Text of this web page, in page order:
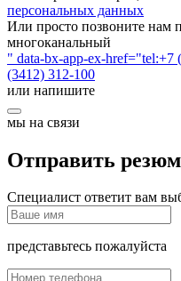
персональных данных
Или просто позвоните нам
многоканальный
" data-bx-app-ex-
(3412) 312-100
или напишите
мы на связи
Отправить
Специалист ответит вам
представьтесь пожалуйста